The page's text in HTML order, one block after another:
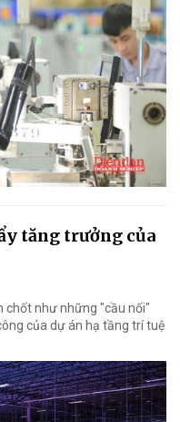
tăng trưởng của
chốt như những "cầu nối"
của dự án hạ tầng trí tuệ